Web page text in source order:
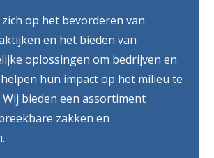
op het bevorderen van
en het bieden van
oplossingen om bedrijven en
hun impact op het milieu te
bieden een assortiment
zakken en